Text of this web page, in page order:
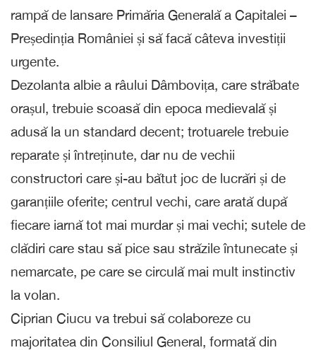
rampă de lansare Primăria Generală a Capitalei –
Președinția României și să facă câteva investiții
urgente.
Dezolanta albie a râului Dâmbovița, care străbate
orașul, trebuie scoasă din epoca medievală și
adusă la un standard decent; trotuarele trebuie
reparate și întreținute, dar nu de vechii
constructori care și-au bătut joc de lucrări și de
garanțiile oferite; centrul vechi, care arată după
fiecare iarnă tot mai murdar și mai vechi; sutele de
clădiri care stau să pice sau străzile întunecate și
nemarcate, pe care se circulă mai mult instinctiv
la volan.
Ciprian Ciucu va trebui să colaboreze cu
majoritatea din Consiliul General, formată din